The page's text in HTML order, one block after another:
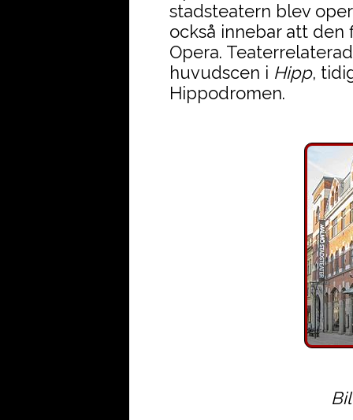
stadsteatern blev
också innebar att
Opera.
huvudscen i Hipp,
Hippodromen.